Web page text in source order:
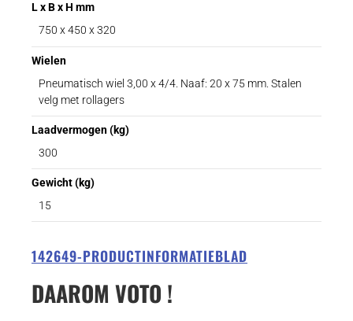
L x B x H mm
750 x 450 x 320
Wielen
Pneumatisch wiel 3,00 x 4/4. Naaf: 20 x 75 mm. Stalen
velg met rollagers
Laadvermogen (kg)
300
Gewicht (kg)
15
142649-PRODUCTINFORMATIEBLAD
DAAROM VOTO !